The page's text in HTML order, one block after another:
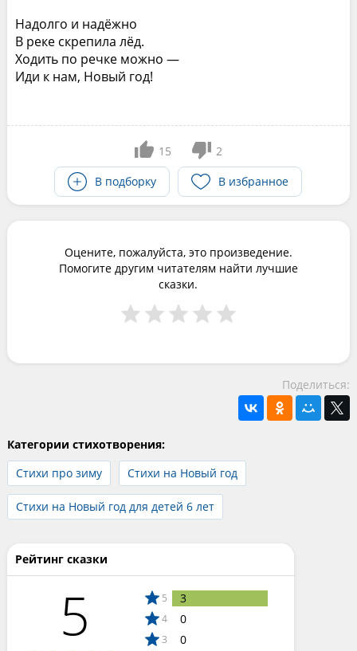
Надолго и надёжно
В реке скрепила лёд.
Ходить по речке можно —
Иди к нам, Новый год!
15
2
В подборку
В избранное
Оцените, пожалуйста, это произведение.
Помогите другим читателям найти лучшие
сказки.
Поделиться:
Категории стихотворения:
Стихи про зиму
Стихи на Новый год
Стихи на Новый год для детей 6 лет
Рейтинг сказки
5 5 3
4 0
3 0